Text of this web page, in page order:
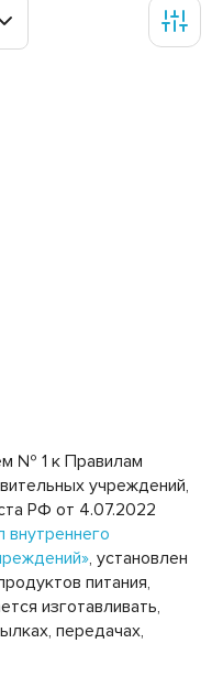
ПРОДУКЦИЯ
ПОЛОСТЬЮ РТА
И КОЖЕЙ
№ 1 к Правилам
учреждений,
РФ от 4.07.2022
, установлен
питания,
изготавливать,
передачах,